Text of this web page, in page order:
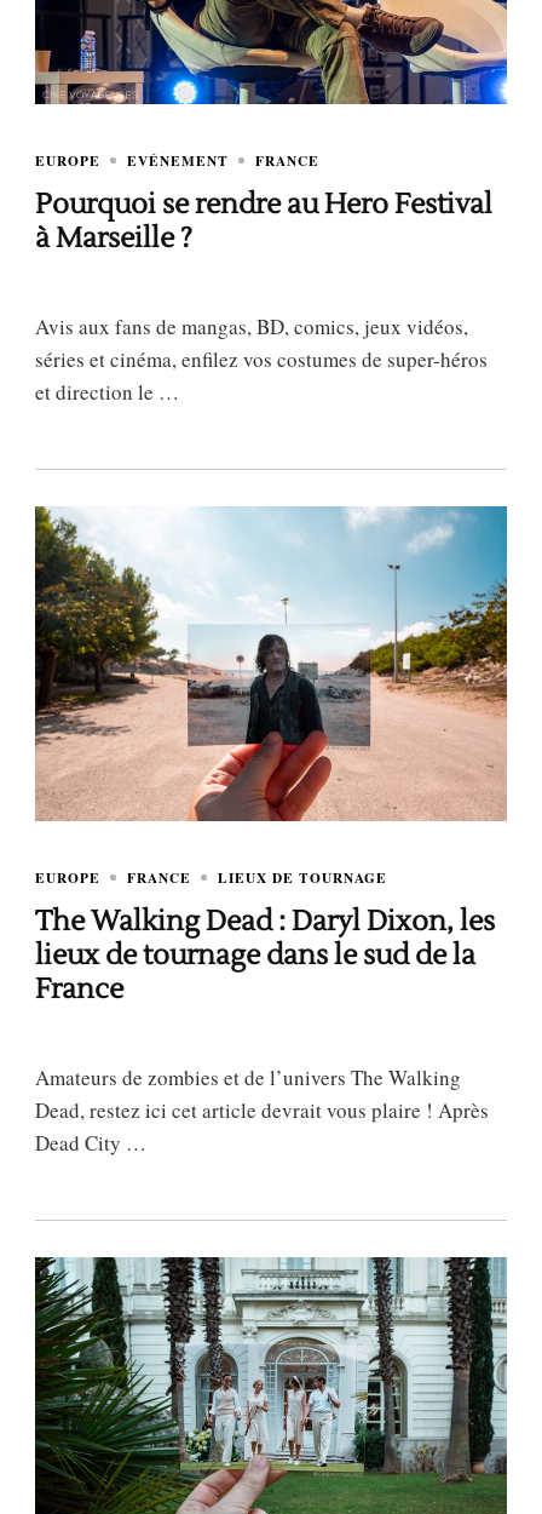
EUROPE EVÉNEMENT FRANCE
Pourquoi se rendre au Hero Festival
à Marseille ?
Avis aux fans de mangas, BD, comics, jeux vidéos,
séries et cinéma, enfilez vos costumes de super-héros
et direction le …
EUROPE FRANCE LIEUX DE TOURNAGE
The Walking Dead : Daryl Dixon, les
lieux de tournage dans le sud de la
France
Amateurs de zombies et de l’univers The Walking
Dead, restez ici cet article devrait vous plaire ! Après
Dead City …